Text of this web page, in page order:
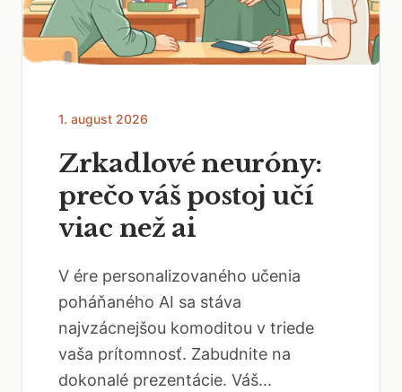
1. august 2026
Zrkadlové neuróny:
prečo váš postoj učí
viac než ai
V ére personalizovaného učenia
poháňaného AI sa stáva
najvzácnejšou komoditou v triede
vaša prítomnosť. Zabudnite na
dokonalé prezentácie. Váš...